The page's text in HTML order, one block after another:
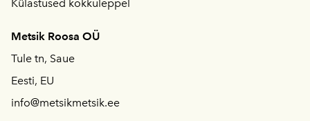
Külastused kokkuleppel
Metsik Roosa OÜ
Tule tn, Saue
Eesti, EU
info@metsikmetsik.ee